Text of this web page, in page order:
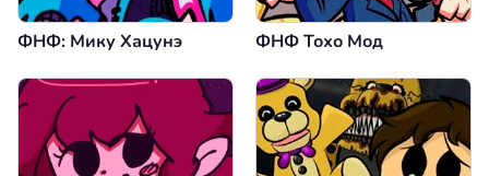
ФНФ: Мику Хацунэ ФНФ Тохо Мод